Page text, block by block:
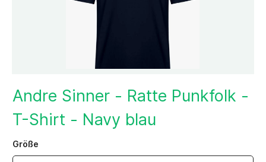
Andre Sinner - Ratte Punkfolk -
T-Shirt - Navy blau
Größe